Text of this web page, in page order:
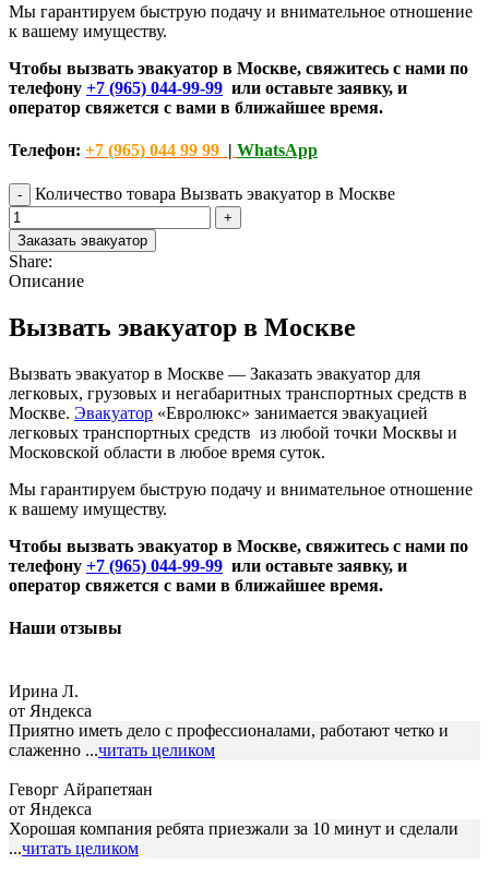
Мы гарантируем быструю подачу и внимательное отношение
к вашему имуществу.
Чтобы вызвать эвакуатор в Москве, свяжитесь с нами по
телефону +7 (965) 044-99-99 или оставьте заявку, и
оператор свяжется с вами в ближайшее время.
Телефон: +7 (965) 044 99 99 | WhatsApp
Количество товара Вызвать эвакуатор в Москве
Заказать эвакуатор
Share:
Описание
Вызвать эвакуатор в Москве
Вызвать эвакуатор в Москве — Заказать эвакуатор для
легковых, грузовых и негабаритных транспортных средств в
Москве. Эвакуатор «Евролюкс» занимается эвакуацией
легковых транспортных средств из любой точки Москвы и
Московской области в любое время суток.
Мы гарантируем быструю подачу и внимательное отношение
к вашему имуществу.
Чтобы вызвать эвакуатор в Москве, свяжитесь с нами по
телефону +7 (965) 044-99-99 или оставьте заявку, и
оператор свяжется с вами в ближайшее время.
Наши отзывы
Ирина Л.
от Яндекса
Приятно иметь дело с профессионалами, работают четко и
слаженно ...читать целиком
Геворг Айрапетяан
от Яндекса
Хорошая компания ребята приезжали за 10 минут и сделали
...читать целиком